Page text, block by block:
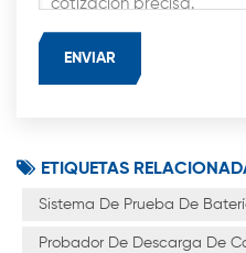
ETIQUETAS
Sistema De Prueba De
Probador De Descarga De